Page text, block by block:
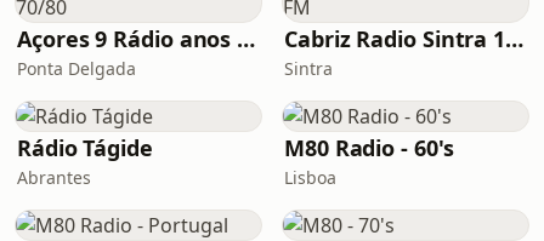
Açores 9 Rádio anos 70/80
Ponta Delgada
Cabriz Radio Sintra 108 FM
Sintra
Rádio Tágide
Abrantes
M80 Radio - 60's
Lisboa